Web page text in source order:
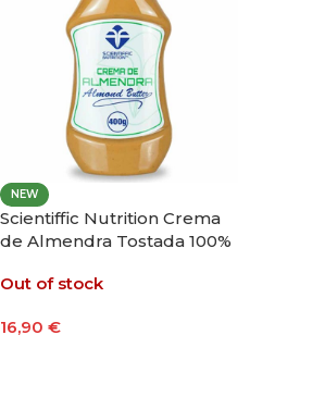
NEW
Scientiffic Nutrition Crema
de Almendra Tostada 100%
Out of stock
16,90 €